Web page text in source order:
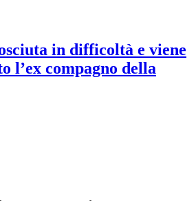
in difficoltà e viene
l’ex compagno della